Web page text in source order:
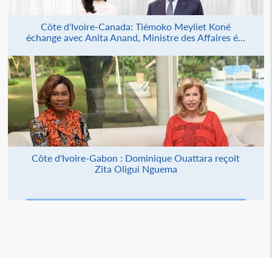
Côte d'Ivoire-Canada: Tiémoko Meyliet Koné
échange avec Anita Anand, Ministre des Affaires é...
Côte d'Ivoire-Gabon : Dominique Ouattara reçoit
Zita Oligui Nguema